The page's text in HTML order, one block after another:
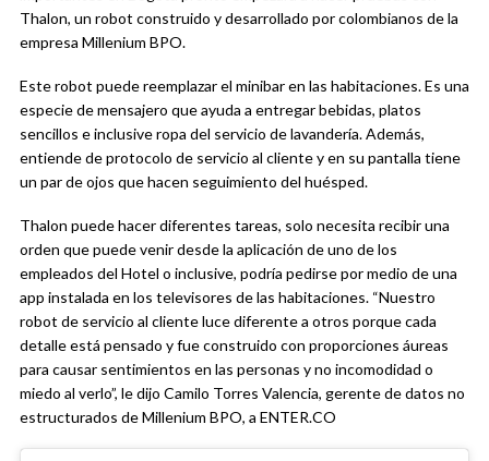
Thalon, un robot construido y desarrollado por colombianos de la
empresa Millenium BPO.
Este robot puede reemplazar el minibar en las habitaciones. Es una
especie de mensajero que ayuda a entregar bebidas, platos
sencillos e inclusive ropa del servicio de lavandería. Además,
entiende de protocolo de servicio al cliente y en su pantalla tiene
un par de ojos que hacen seguimiento del huésped.
Thalon puede hacer diferentes tareas, solo necesita recibir una
orden que puede venir desde la aplicación de uno de los
empleados del Hotel o inclusive, podría pedirse por medio de una
app instalada en los televisores de las habitaciones. “Nuestro
robot de servicio al cliente luce diferente a otros porque cada
detalle está pensado y fue construido con proporciones áureas
para causar sentimientos en las personas y no incomodidad o
miedo al verlo”, le dijo Camilo Torres Valencia, gerente de datos no
estructurados de Millenium BPO, a ENTER.CO